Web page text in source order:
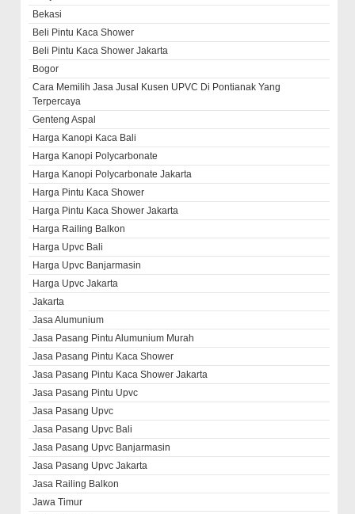
Bekasi
Beli Pintu Kaca Shower
Beli Pintu Kaca Shower Jakarta
Bogor
Cara Memilih Jasa Jusal Kusen UPVC Di Pontianak Yang
Terpercaya
Genteng Aspal
Harga Kanopi Kaca Bali
Harga Kanopi Polycarbonate
Harga Kanopi Polycarbonate Jakarta
Harga Pintu Kaca Shower
Harga Pintu Kaca Shower Jakarta
Harga Railing Balkon
Harga Upvc Bali
Harga Upvc Banjarmasin
Harga Upvc Jakarta
Jakarta
Jasa Alumunium
Jasa Pasang Pintu Alumunium Murah
Jasa Pasang Pintu Kaca Shower
Jasa Pasang Pintu Kaca Shower Jakarta
Jasa Pasang Pintu Upvc
Jasa Pasang Upvc
Jasa Pasang Upvc Bali
Jasa Pasang Upvc Banjarmasin
Jasa Pasang Upvc Jakarta
Jasa Railing Balkon
Jawa Timur